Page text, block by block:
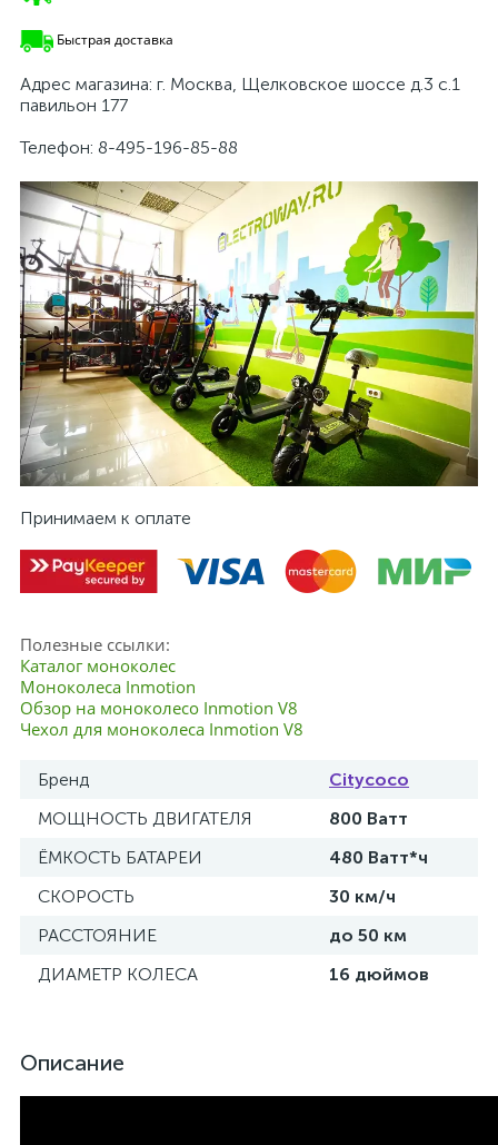
Быстрая доставка
Адрес магазина: г. Москва, Щелковское шоссе д.3 с.1
павильон 177
Телефон: 8-495-196-85-88
Принимаем к оплате
Полезные ссылки:
Каталог моноколес
Моноколеса Inmotion
Обзор на моноколесо Inmotion V8
Чехол для моноколеса Inmotion V8
Бренд
Citycoco
МОЩНОСТЬ ДВИГАТЕЛЯ
800 Ватт
ЁМКОСТЬ БАТАРЕИ
480 Ватт*ч
СКОРОСТЬ
30 км/ч
РАССТОЯНИЕ
до 50 км
ДИАМЕТР КОЛЕСА
16 дюймов
Описание